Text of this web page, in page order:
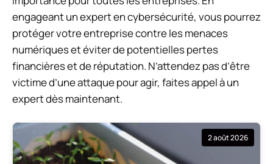
engageant un expert en cybersécurité, vous pourrez
protéger votre entreprise contre les menaces
numériques et éviter de potentielles pertes
financières et de réputation. N’attendez pas d’être
victime d’une attaque pour agir, faites appel à un
expert dès maintenant.
2 août 2026